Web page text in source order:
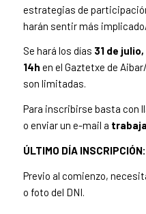
estrategias de
harán sentir más
Se hará los días 31 de
14h en el Gaztetxe de
son limitadas.
Para inscribirse basta con
o enviar un e-mail a
ÚLTIMO DÍA
Previo al comienzo,
o foto del DNI.